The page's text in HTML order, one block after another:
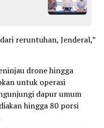
reruntuhan, Jenderal,”
drone hingga
untuk operasi
dapur umum
hingga 80 porsi